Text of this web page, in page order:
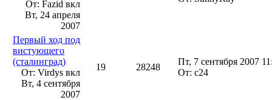
От: Fazid вкл
Вт, 24 апреля
2007
Первый ход под
вистующего
(сталинград)
От: Virdys вкл
Вт, 4 сентября
2007
19 28248
Пт, 7 сентября 2007
От: c24